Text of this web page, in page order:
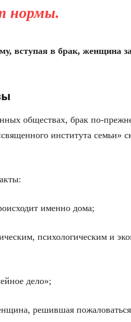
нормы.
вступая в брак, женщина
обществах, брак по-
института семьи»
именно дома;
психологическим и
дело»;
решившая